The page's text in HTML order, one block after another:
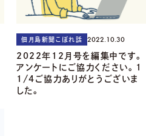
佃月島新聞こぼれ話 2022.10.30
2022年12月号を編集中です。
アンケートにご協力ください。1
1/4ご協力ありがとうございま
した。